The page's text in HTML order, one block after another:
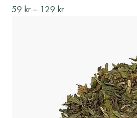
59 kr – 129 kr